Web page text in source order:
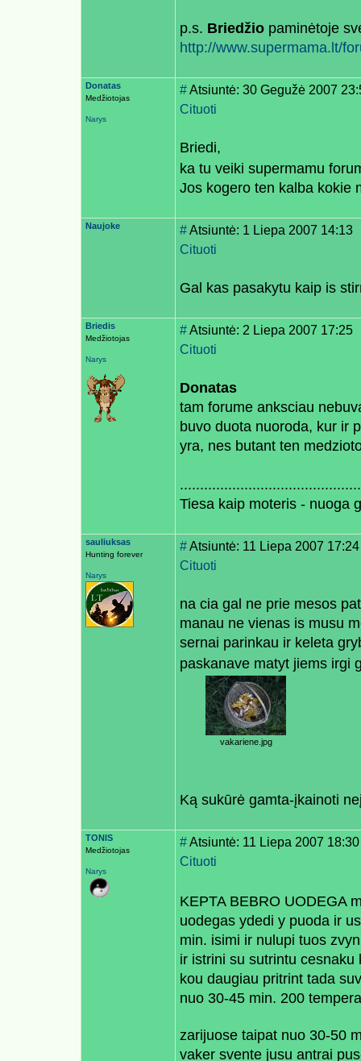
p.s. Briedžio paminėtoje
http://www.supermama.lt/
Donatas
Medžiotojas
Narys
#Atsiuntė: 30 Gegužė 2007
Cituoti
Briedi,
ka tu veiki supermamu
Jos kogero ten kalba kokie
Naujoke #Atsiuntė: 1 Liepa 2007 14:13
Cituoti
Gal kas pasakytu kaip is
Briedis
Medžiotojas
Narys
#Atsiuntė: 2 Liepa 2007 17:25
Cituoti
Donatas
tam forume anksciau
buvo duota nuoroda, kur ir
yra, nes butant ten
Tiesa kaip moteris - nuoga
sauliuksas
Hunting forever
Narys
#Atsiuntė: 11 Liepa 2007
Cituoti
na cia gal ne prie mesos
manau ne vienas is musu
sernai parinkau ir keleta
paskanave matyt jiems irgi
vakariene.jpg
Ką sukūrė gamta-įkainoti
TONIS
Medžiotojas
Narys
#Atsiuntė: 11 Liepa 2007 18:30
Cituoti
KEPTA BEBRO UODEGA
uodegas ydedi y puoda ir
min. isimi ir nulupi tuos
ir istrini su sutrintu
kou daugiau pritrint tada
nuo 30-45 min. 200
zarijuose taipat nuo 30-50
vaker svente jusu antrai